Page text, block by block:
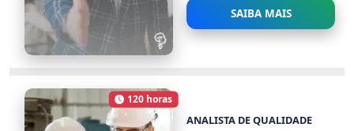
AUXILIAR DE RECURSOS
HUMANOS
1476 alunos
SAIBA MAIS
120 horas
Carga Horária
ANALISTA DE QUALIDADE